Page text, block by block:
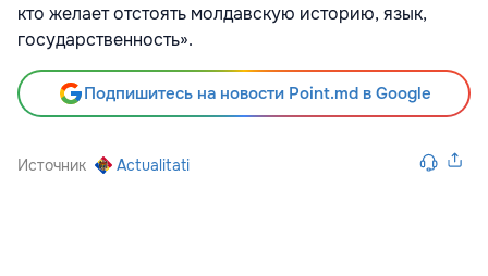
кто желает отстоять молдавскую историю, язык,
государственность».
Подпишитесь на новости Point.md в Google
Источник Actualitati